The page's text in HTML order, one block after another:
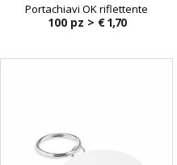
Portachiavi OK riflettente
100 pz > € 1,70